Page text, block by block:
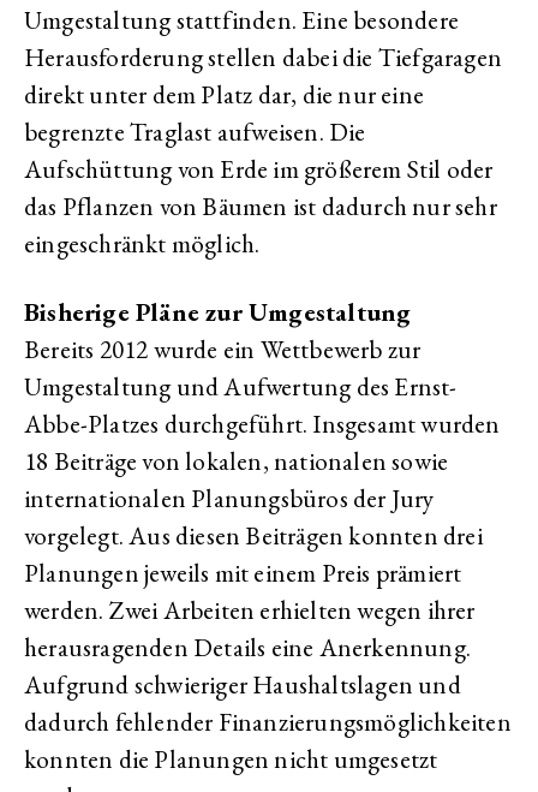
Umgestaltung stattfinden. Eine besondere
Herausforderung stellen dabei die Tiefgaragen
direkt unter dem Platz dar, die nur eine
begrenzte Traglast aufweisen. Die
Aufschüttung von Erde im größerem Stil oder
das Pflanzen von Bäumen ist dadurch nur sehr
eingeschränkt möglich.
Bisherige Pläne zur Umgestaltung
Bereits 2012 wurde ein Wettbewerb zur
Umgestaltung und Aufwertung des Ernst-
Abbe-Platzes durchgeführt. Insgesamt wurden
18 Beiträge von lokalen, nationalen sowie
internationalen Planungsbüros der Jury
vorgelegt. Aus diesen Beiträgen konnten drei
Planungen jeweils mit einem Preis prämiert
werden. Zwei Arbeiten erhielten wegen ihrer
herausragenden Details eine Anerkennung.
Aufgrund schwieriger Haushaltslagen und
dadurch fehlender Finanzierungsmöglichkeiten
konnten die Planungen nicht umgesetzt